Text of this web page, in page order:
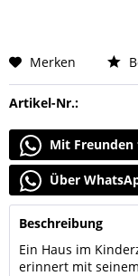
Merken
Artikel-Nr.:
Mit Freunden
Über
Beschreibung
Ein Haus im
erinnert mit